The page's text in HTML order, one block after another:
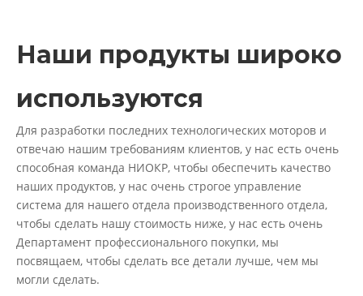
Наши продукты широко
используются
Для разработки последних технологических моторов и
отвечаю нашим требованиям клиентов, у нас есть очень
способная команда НИОКР, чтобы обеспечить качество
наших продуктов, у нас очень строгое управление
система для нашего отдела производственного отдела,
чтобы сделать нашу стоимость ниже, у нас есть очень
Департамент профессионального покупки, мы
посвящаем, чтобы сделать все детали лучше, чем мы
могли сделать.